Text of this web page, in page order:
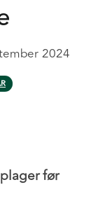
2024
før